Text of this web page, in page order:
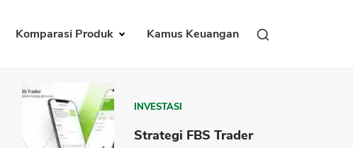
Komparasi Produk Kamus Keuangan
INVESTASI
Strategi FBS Trader